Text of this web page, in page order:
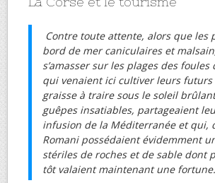
Contre toute attente, alors que les
bord de mer caniculaires et
s’amasser sur les plages des
qui venaient ici cultiver leurs futurs
graisse à traire sous le soleil
guêpes insatiables, partageaient
infusion de la Méditerranée et qui,
Romani possédaient évidemment
stériles de roches et de sable dont
tôt valaient maintenant une fortune.